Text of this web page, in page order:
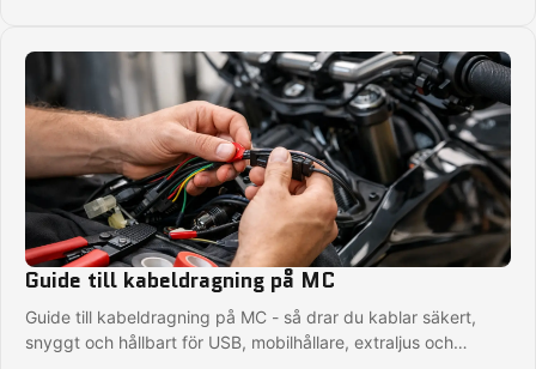
Guide till kabeldragning på MC
Guide till kabeldragning på MC - så drar du kablar säkert,
snyggt och hållbart för USB, mobilhållare, extraljus och